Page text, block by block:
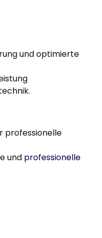
und optimierte
professionelle
und professionelle